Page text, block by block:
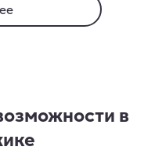
в